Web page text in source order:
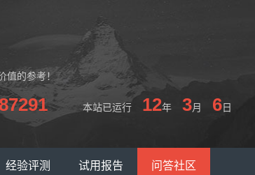
值的参考！
本站已运行 12年 3月 6日
经验评测 试用报告 问答社区